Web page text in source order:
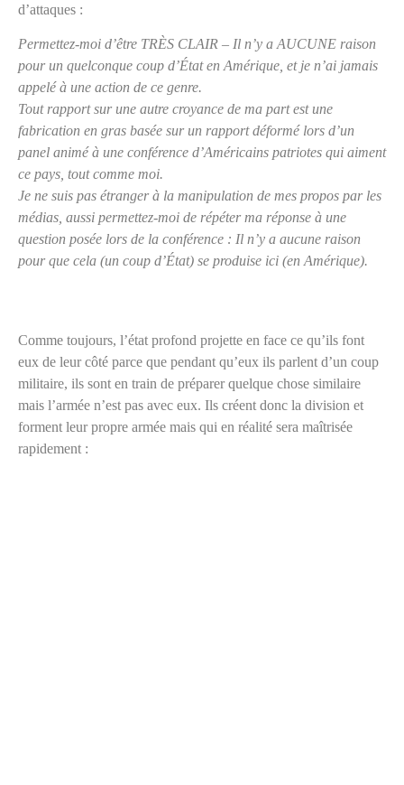
d’attaques :
Permettez-moi d’être TRÈS CLAIR – Il n’y a AUCUNE raison
pour un quelconque coup d’État en Amérique, et je n’ai jamais
appelé à une action de ce genre.
Tout rapport sur une autre croyance de ma part est une
fabrication en gras basée sur un rapport déformé lors d’un
panel animé à une conférence d’Américains patriotes qui aiment
ce pays, tout comme moi.
Je ne suis pas étranger à la manipulation de mes propos par les
médias, aussi permettez-moi de répéter ma réponse à une
question posée lors de la conférence : Il n’y a aucune raison
pour que cela (un coup d’État) se produise ici (en Amérique).
Comme toujours, l’état profond projette en face ce qu’ils font
eux de leur côté parce que pendant qu’eux ils parlent d’un coup
militaire, ils sont en train de préparer quelque chose similaire
mais l’armée n’est pas avec eux. Ils créent donc la division et
forment leur propre armée mais qui en réalité sera maîtrisée
rapidement :